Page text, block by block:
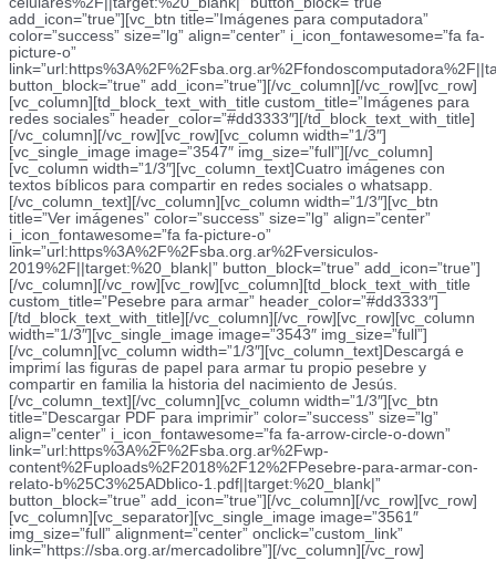
add_icon=”true”][vc_btn title=”Imágenes para computadora”
color=”success” size=”lg” align=”center” i_icon_fontawesome=”fa fa-
picture-o”
button_block=”true” add_icon=”true”][/vc_column][/vc_row][vc_row]
[vc_column][td_block_text_with_title custom_title=”Imágenes para
redes sociales” header_color=”#dd3333″][/td_block_text_with_title]
[/vc_column][/vc_row][vc_row][vc_column width=”1/3″]
[vc_single_image image=”3547″ img_size=”full”][/vc_column]
[vc_column width=”1/3″][vc_column_text]Cuatro imágenes con
textos bíblicos para compartir en redes sociales o whatsapp.
[/vc_column_text][/vc_column][vc_column width=”1/3″][vc_btn
title=”Ver imágenes” color=”success” size=”lg” align=”center”
i_icon_fontawesome=”fa fa-picture-o”
link=”url:https%3A%2F%2Fsba.org.ar%2Fversiculos-
2019%2F||target:%20_blank|” button_block=”true” add_icon=”true”]
[/vc_column][/vc_row][vc_row][vc_column][td_block_text_with_title
custom_title=”Pesebre para armar” header_color=”#dd3333″]
[/td_block_text_with_title][/vc_column][/vc_row][vc_row][vc_column
width=”1/3″][vc_single_image image=”3543″ img_size=”full”]
[/vc_column][vc_column width=”1/3″][vc_column_text]Descargá e
imprimí las figuras de papel para armar tu propio pesebre y
compartir en familia la historia del nacimiento de Jesús.
[/vc_column_text][/vc_column][vc_column width=”1/3″][vc_btn
title=”Descargar PDF para imprimir” color=”success” size=”lg”
align=”center” i_icon_fontawesome=”fa fa-arrow-circle-o-down”
link=”url:https%3A%2F%2Fsba.org.ar%2Fwp-
content%2Fuploads%2F2018%2F12%2FPesebre-para-armar-con-
relato-b%25C3%25ADblico-1.pdf||target:%20_blank|”
button_block=”true” add_icon=”true”][/vc_column][/vc_row][vc_row]
[vc_column][vc_separator][vc_single_image image=”3561″
img_size=”full” alignment=”center” onclick=”custom_link”
link=”https://sba.org.ar/mercadolibre”][/vc_column][/vc_row]